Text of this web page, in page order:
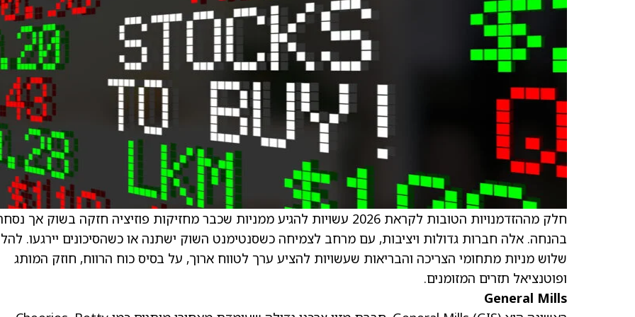
חלק מההזדמנויות הטובות לקראת 2026 עשויות להגיע ממניות שכבר מחזיקות פוזיציה חזקה בשוק אך
בהנחה. אלה חברות גדולות ויציבות, עם מרחב לצמיחה כשסנטימנט השוק ישתנה או כשהסיכונים יירגעו.
שלוש מניות מתחומי הצריכה והבריאות שעשויות להציע ערך לטווח ארוך, על בסיס כוח הרווח, חוזק המותג
ופוטנציאל תזרים המזומנים.
General Mills